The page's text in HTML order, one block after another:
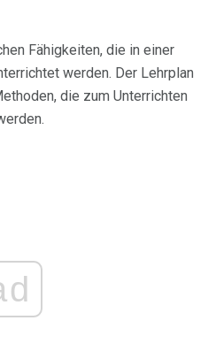
Fähigkeiten, die in einer
werden. Der Lehrplan
die zum Unterrichten